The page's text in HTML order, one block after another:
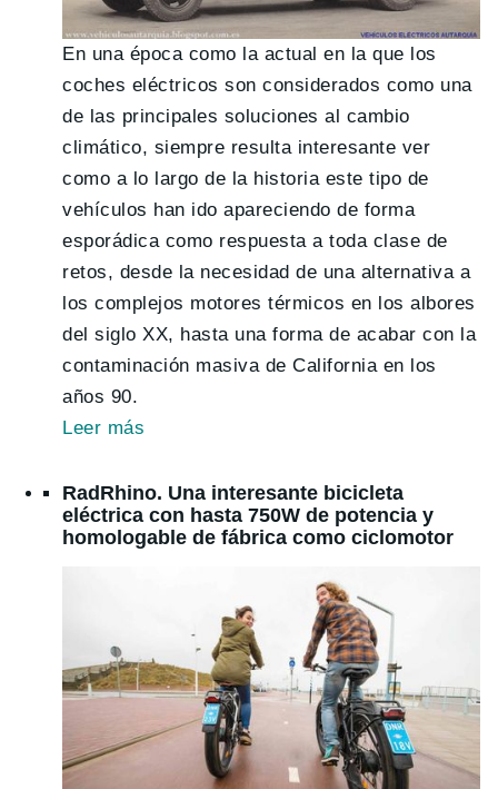
En una época como la actual en la que los
coches eléctricos son considerados como una
de las principales soluciones al cambio
climático, siempre resulta interesante ver
como a lo largo de la historia este tipo de
vehículos han ido apareciendo de forma
esporádica como respuesta a toda clase de
retos, desde la necesidad de una alternativa a
los complejos motores térmicos en los albores
del siglo XX, hasta una forma de acabar con la
contaminación masiva de California en los
años 90.
Leer más
RadRhino. Una interesante bicicleta
eléctrica con hasta 750W de potencia y
homologable de fábrica como ciclomotor